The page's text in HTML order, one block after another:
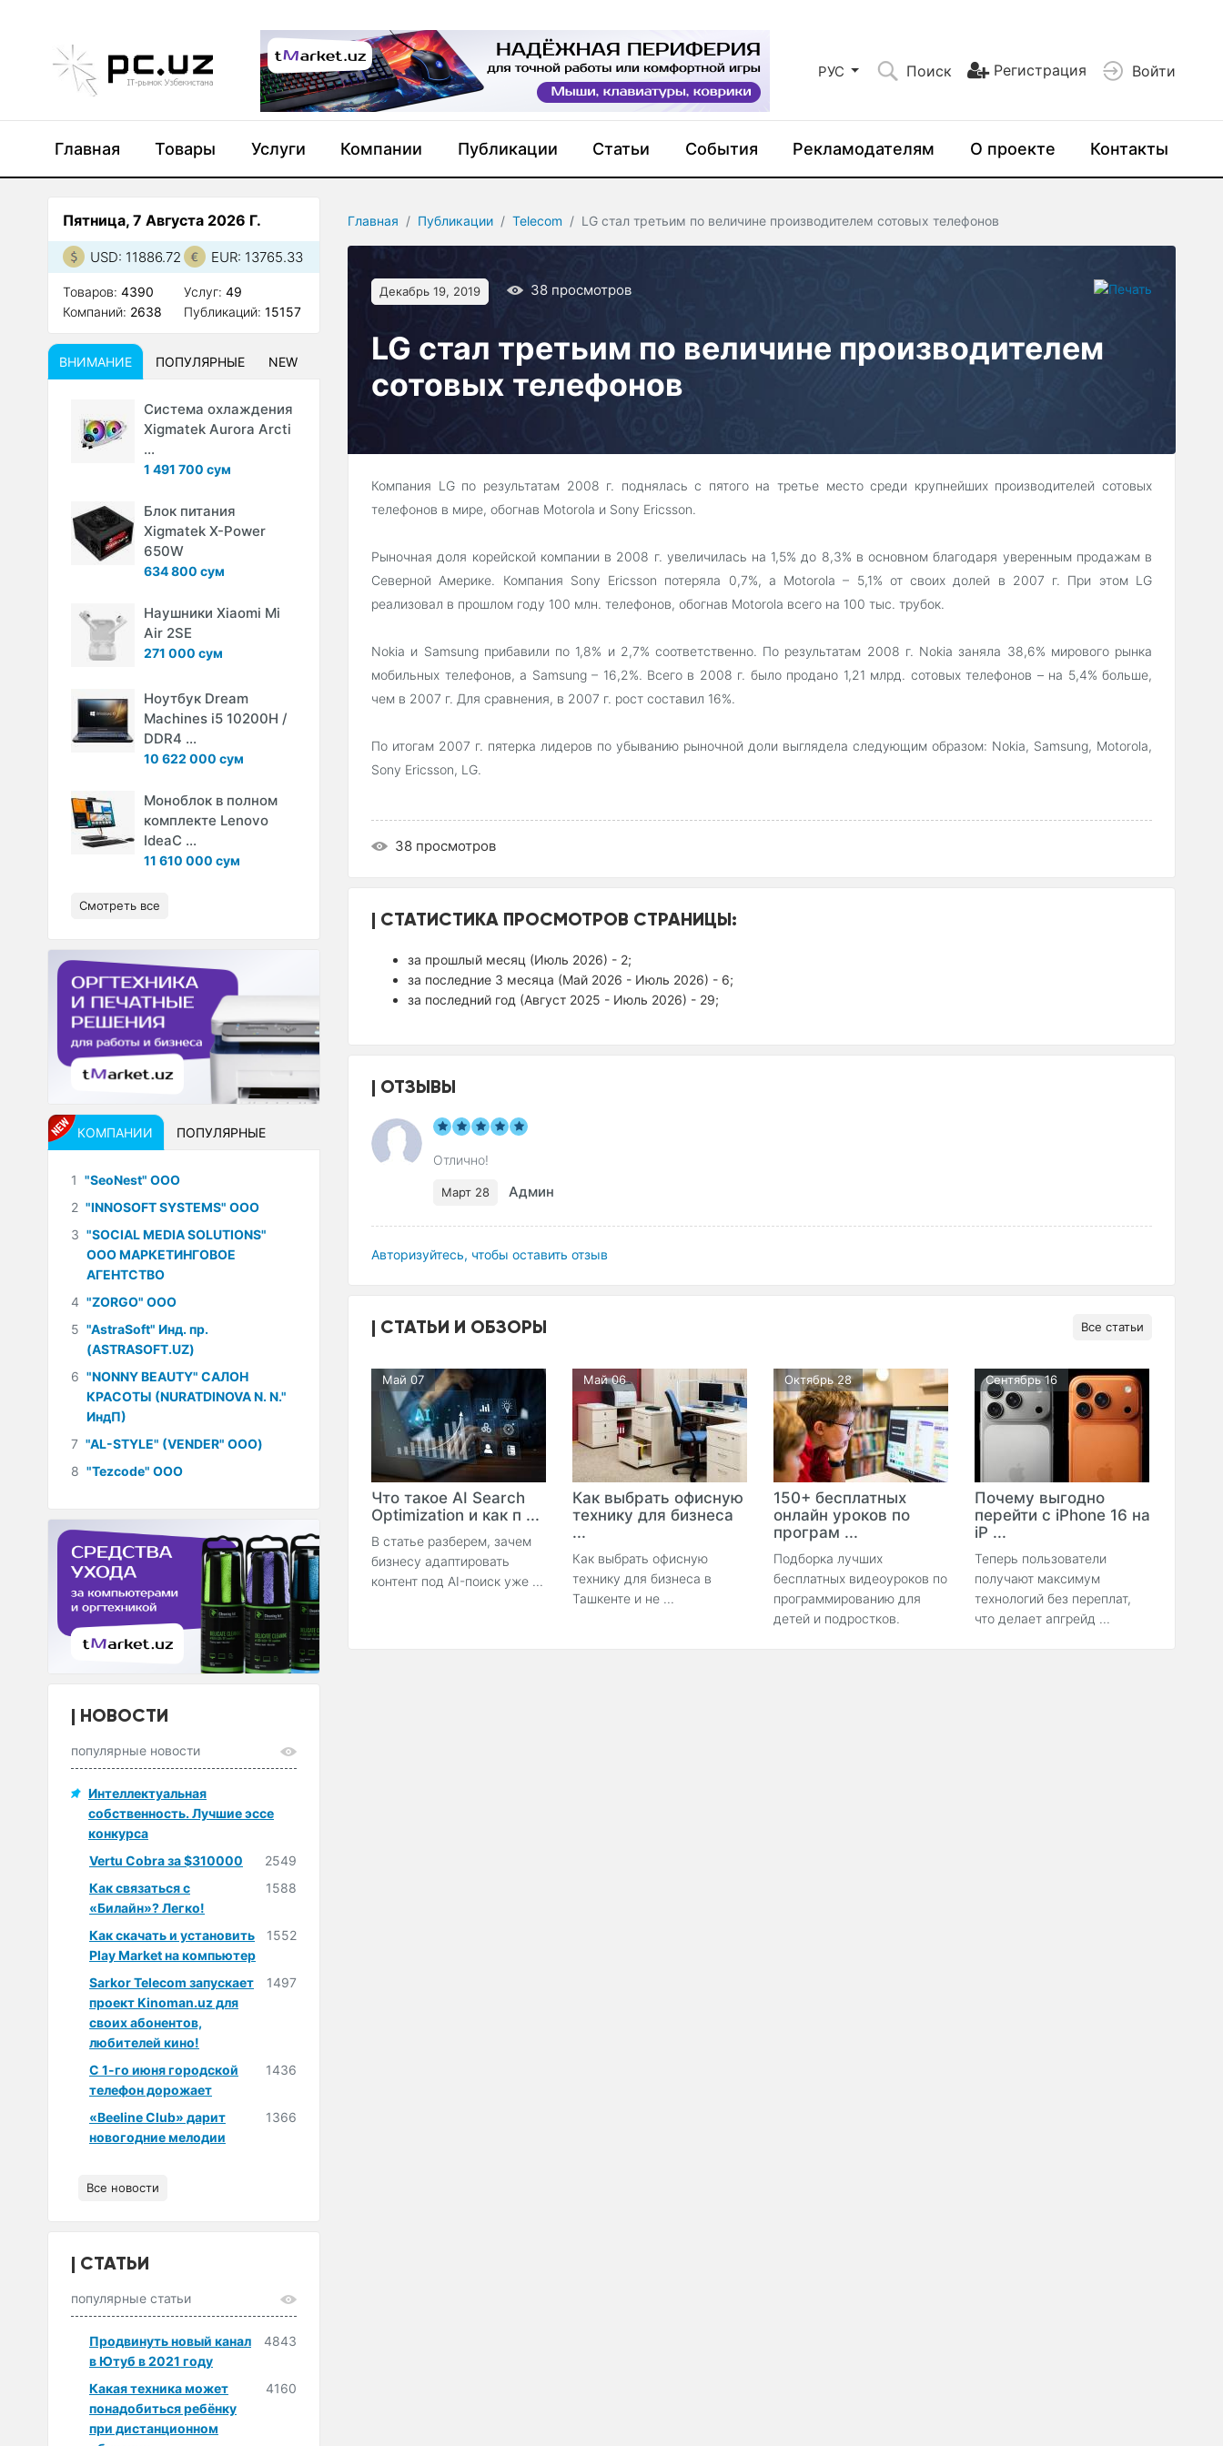
РУС Поиск Регистрация Войти
Главная Товары Услуги Компании Публикации Статьи События Рекламодателям О проекте Контакты
Главная Публикации Telecom LG стал третьим по величине производителем сотовых телефонов
Декабрь 19, 2019 38 просмотров
LG стал третьим по величине производителем
сотовых телефонов
Компания LG по результатам 2008 г. поднялась с пятого на третье место среди крупнейших производителей сотовых
телефонов в мире, обогнав Motorola и Sony Ericsson.
Рыночная доля корейской компании в 2008 г. увеличилась на 1,5% до 8,3% в основном благодаря уверенным продажам в
Северной Америке. Компания Sony Ericsson потеряла 0,7%, а Motorola – 5,1% от своих долей в 2007 г. При этом LG
реализовал в прошлом году 100 млн. телефонов, обогнав Motorola всего на 100 тыс. трубок.
Nokia и Samsung прибавили по 1,8% и 2,7% соответственно. По результатам 2008 г. Nokia заняла 38,6% мирового рынка
мобильных телефонов, а Samsung – 16,2%. Всего в 2008 г. было продано 1,21 млрд. сотовых телефонов – на 5,4% больше,
чем в 2007 г. Для сравнения, в 2007 г. рост составил 16%.
По итогам 2007 г. пятерка лидеров по убыванию рыночной доли выглядела следующим образом: Nokia, Samsung, Motorola,
Sony Ericsson, LG.
38 просмотров
СТАТИСТИКА ПРОСМОТРОВ СТРАНИЦЫ:
за прошлый месяц (Июль 2026) - 2;
за последние 3 месяца (Май 2026 - Июль 2026) - 6;
за последний год (Август 2025 - Июль 2026) - 29;
ОТЗЫВЫ
Отлично!
Март 28 Админ
Авторизуйтесь, чтобы оставить отзыв
СТАТЬИ И ОБЗОРЫ Все статьи
Май 07
Что такое AI Search
Optimization и как п ...
В статье разберем, зачем
бизнесу адаптировать
контент под AI-поиск уже ...
Май 06
Как выбрать офисную
технику для бизнеса
...
Как выбрать офисную
технику для бизнеса в
Ташкенте и не ...
Октябрь 28
150+ бесплатных
онлайн уроков по
програм ...
Подборка лучших
бесплатных видеоуроков по
программированию для
детей и подростков.
Сентябрь 16
Почему выгодно
перейти с iPhone 16 на
iP ...
Теперь пользователи
получают максимум
технологий без переплат,
что делает апгрейд ...
Пятница, 7 Августа 2026 Г.
USD: 11886.72 EUR: 13765.33
Товаров: 4390
Компаний: 2638
Услуг:49
Публикаций:15157
ВНИМАНИЕ ПОПУЛЯРНЫЕ NEW
Система охлаждения
Xigmatek Aurora Arcti
...
1 491 700 сум
Блок питания
Xigmatek X-Power
650W
634 800 сум
Наушники Xiaomi Mi
Air 2SE
271 000 сум
Ноутбук Dream
Machines i5 10200H /
DDR4 ...
10 622 000 сум
Моноблок в полном
комплекте Lenovo
IdeaC ...
11 610 000 сум
Смотреть все
КОМПАНИИ ПОПУЛЯРНЫЕ
1 "SeoNest" ООО
2 "INNOSOFT SYSTEMS" ООО
3 "SOCIAL MEDIA SOLUTIONS"
ООО МАРКЕТИНГОВОЕ
АГЕНТСТВО
4 "ZORGO" ООО
5 "AstraSoft" Инд. пр.
(ASTRASOFT.UZ)
6 "NONNY BEAUTY" САЛОН
КРАСОТЫ (NURATDINOVA N. N."
ИндП)
7 "AL-STYLE" (VENDER" ООО)
8 "Tezcode" ООО
НОВОСТИ
популярные новости
Интеллектуальная
собственность. Лучшие эссе
конкурса
Vertu Cobra за $310000
2549
Как связаться с
«Билайн»? Легко!
1588
Как скачать и установить
Play Market на компьютер
1552
Sarkor Telecom запускает
проект Kinoman.uz для
своих абонентов,
любителей кино!
1497
С 1-го июня городской
телефон дорожает
1436
«Beeline Club» дарит
новогодние мелодии
1366
Все новости
СТАТЬИ
популярные статьи
Продвинуть новый канал
в Ютуб в 2021 году
4843
Какая техника может
понадобиться ребёнку
при дистанционном
4160